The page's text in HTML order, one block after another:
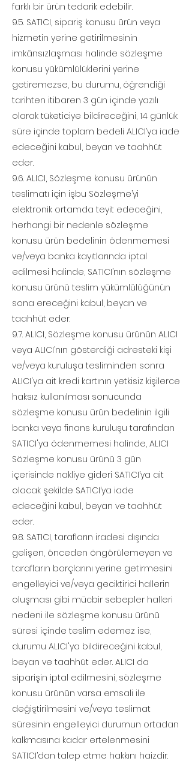
farklı bir ürün tedarik edebilir.
9.5. SATICI, sipariş konusu ürün veya
hizmetin yerine getirilmesinin
imkânsızlaşması halinde sözleşme
konusu yükümlülüklerini yerine
getiremezse, bu durumu, öğrendiği
tarihten itibaren 3 gün içinde yazılı
olarak tüketiciye bildireceğini, 14 günlük
süre içinde toplam bedeli ALICI’ya iade
edeceğini kabul, beyan ve taahhüt
eder.
9.6. ALICI, Sözleşme konusu ürünün
teslimatı için işbu Sözleşme’yi
elektronik ortamda teyit edeceğini,
herhangi bir nedenle sözleşme
konusu ürün bedelinin ödenmemesi
ve/veya banka kayıtlarında iptal
edilmesi halinde, SATICI’nın sözleşme
konusu ürünü teslim yükümlülüğünün
sona ereceğini kabul, beyan ve
taahhüt eder.
9.7. ALICI, Sözleşme konusu ürünün ALICI
veya ALICI’nın gösterdiği adresteki kişi
ve/veya kuruluşa tesliminden sonra
ALICI'ya ait kredi kartının yetkisiz kişilerce
haksız kullanılması sonucunda
sözleşme konusu ürün bedelinin ilgili
banka veya finans kuruluşu tarafından
SATICI'ya ödenmemesi halinde, ALICI
Sözleşme konusu ürünü 3 gün
içerisinde nakliye gideri SATICI’ya ait
olacak şekilde SATICI’ya iade
edeceğini kabul, beyan ve taahhüt
eder.
9.8. SATICI, tarafların iradesi dışında
gelişen, önceden öngörülemeyen ve
tarafların borçlarını yerine getirmesini
engelleyici ve/veya geciktirici hallerin
oluşması gibi mücbir sebepler halleri
nedeni ile sözleşme konusu ürünü
süresi içinde teslim edemez ise,
durumu ALICI'ya bildireceğini kabul,
beyan ve taahhüt eder. ALICI da
siparişin iptal edilmesini, sözleşme
konusu ürünün varsa emsali ile
değiştirilmesini ve/veya teslimat
süresinin engelleyici durumun ortadan
kalkmasına kadar ertelenmesini
SATICI’dan talep etme hakkını haizdir.